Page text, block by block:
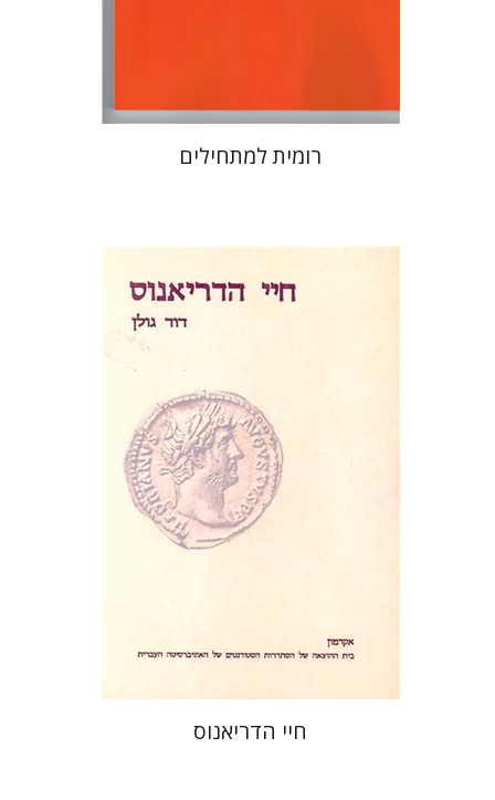
רומית למתחילים
חיי הדריאנוס